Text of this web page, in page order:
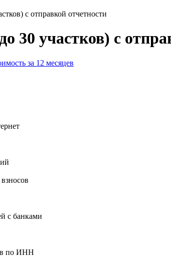
с отправкой отчетности
30 участков) с
за 12 месяцев
с банками
по ИНН